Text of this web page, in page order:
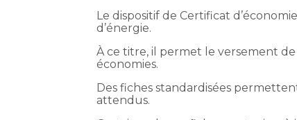
Le dispositif de Certificat
d’énergie.
À ce titre, il permet le versement
économies.
Des fiches standardisées
attendus.